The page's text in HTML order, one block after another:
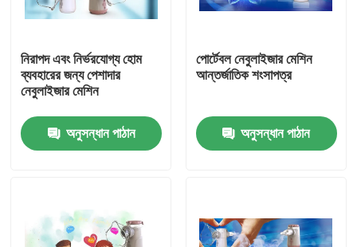
আমাদের সম্পর্কে
নিরাপদ এবং নির্ভরযোগ্য হোম
ব্যবহারের জন্য পেশাদার
নেবুলাইজার মেশিন
অনুসন্ধান পাঠান
পোর্টেবল নেবুলাইজার মেশিন
আন্তর্জাতিক শংসাপত্র
অনুসন্ধান পাঠান